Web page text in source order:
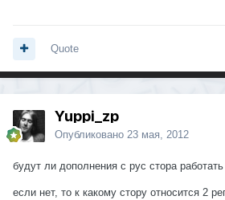
Quote
Yuppi_zp
Опубликовано 23 мая, 2012
будут ли дополнения с рус стора
если нет, то к какому стору относится 2